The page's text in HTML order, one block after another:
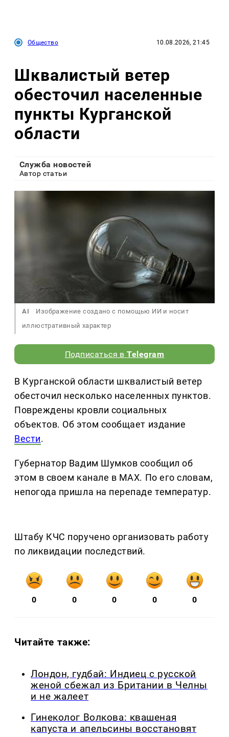
Общество 10.08.2026, 21:45
Шквалистый ветер
обесточил населенные
пункты Курганской
области
Служба новостей
Автор статьи
AI
Изображение создано с помощью ИИ и носит
иллюстративный характер
Подписаться вTelegram
В Курганской области шквалистый ветер
обесточил несколько населенных пунктов.
Повреждены кровли социальных
объектов. Об этом сообщает издание
Вести.
Губернатор Вадим Шумков сообщил об
этом в своем канале в MAX. По его словам,
непогода пришла на перепаде температур.
Штабу КЧС поручено организовать работу
по ликвидации последствий.
0 0 0 0 0
Читайте также:
Лондон, гудбай: Индиец с русской
женой сбежал из Британии в Челны
и не жалеет
Гинеколог Волкова: квашеная
капуста и апельсины восстановят